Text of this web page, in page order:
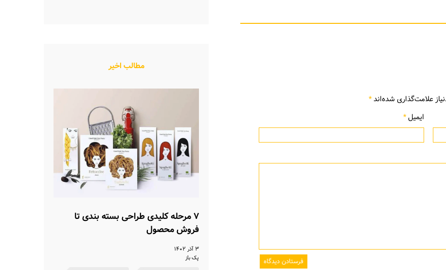
علامت‌گذاری شده‌اند*
ایمیل*
مطالب اخیر
۷ مرحله کلیدی طراحی بسته بندی تا
فروش محصول
۳ آذر ۱۴۰۲
پک باز